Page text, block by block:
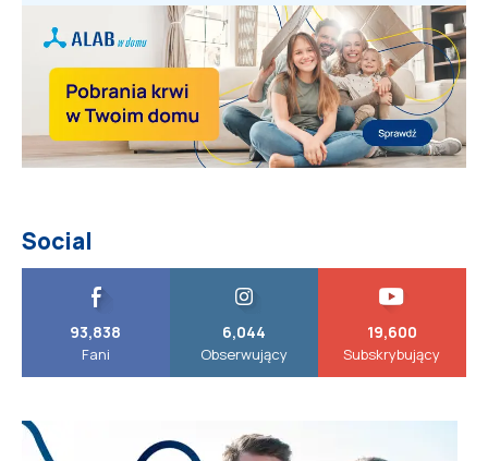
Social
93,838
Fani
6,044
Obserwujący
19,600
Subskrybujący